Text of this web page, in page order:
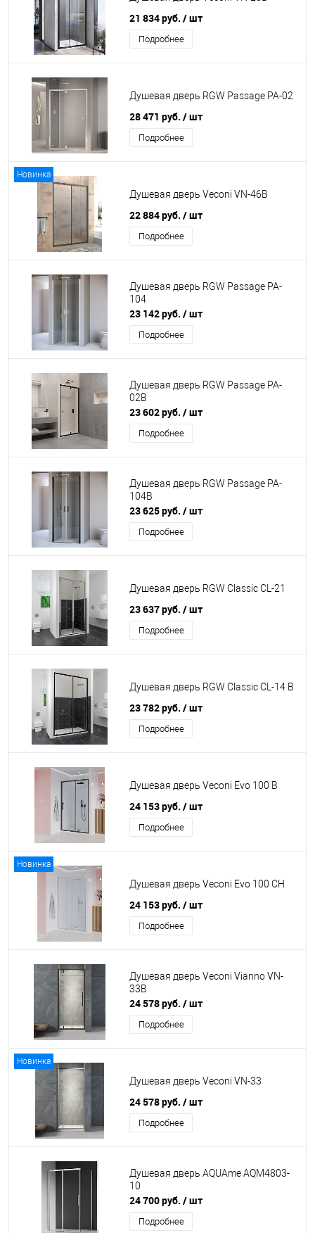
21 834 руб. / шт
Подробнее
Душевая дверь RGW Passage PA-02
28 471 руб. / шт
Подробнее
Новинка
Душевая дверь Veconi VN-46B
22 884 руб. / шт
Подробнее
Душевая дверь RGW Passage PA-
104
23 142 руб. / шт
Подробнее
Душевая дверь RGW Passage PA-
02B
23 602 руб. / шт
Подробнее
Душевая дверь RGW Passage PA-
104B
23 625 руб. / шт
Подробнее
Душевая дверь RGW Classic CL-21
23 637 руб. / шт
Подробнее
Душевая дверь RGW Classic CL-14 B
23 782 руб. / шт
Подробнее
Душевая дверь Veconi Evo 100 B
24 153 руб. / шт
Подробнее
Новинка
Душевая дверь Veconi Evo 100 CH
24 153 руб. / шт
Подробнее
Душевая дверь Veconi Vianno VN-
33B
24 578 руб. / шт
Подробнее
Новинка
Душевая дверь Veconi VN-33
24 578 руб. / шт
Подробнее
Душевая дверь АQUAme AQM4803-
10
24 700 руб. / шт
Подробнее